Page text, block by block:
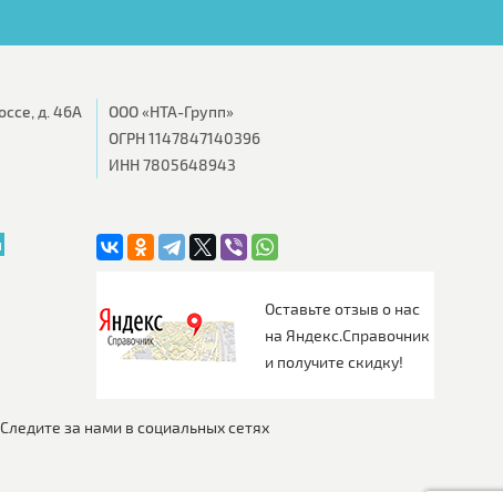
д. 46А
ООО «НТА-Групп»
ОГРН 1147847140396
ИНН 7805648943
Оставьте отзыв о нас
на Яндекс.Справочник
и получите скидку!
Следите за нами в социальных сетях